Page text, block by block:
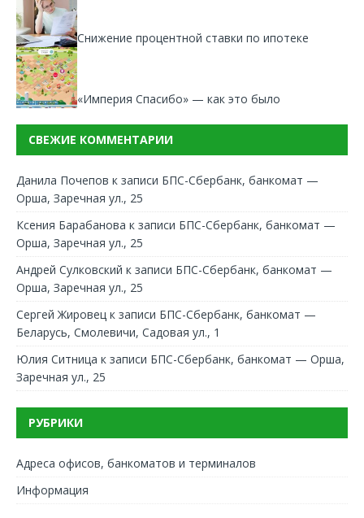
Снижение процентной ставки по ипотеке
«Империя Спасибо» — как это было
СВЕЖИЕ КОММЕНТАРИИ
Данила Почепов к записи БПС-Сбербанк, банкомат —
Орша, Заречная ул., 25
Ксения Барабанова к записи БПС-Сбербанк, банкомат —
Орша, Заречная ул., 25
Андрей Сулковский к записи БПС-Сбербанк, банкомат —
Орша, Заречная ул., 25
Сергей Жировец к записи БПС-Сбербанк, банкомат —
Беларусь, Смолевичи, Садовая ул., 1
Юлия Ситница к записи БПС-Сбербанк, банкомат — Орша,
Заречная ул., 25
РУБРИКИ
Адреса офисов, банкоматов и терминалов
Информация